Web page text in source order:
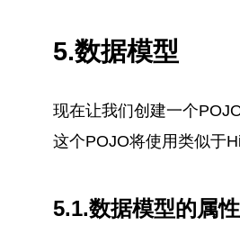
5.数据模型
现在让我们创建一个
这个POJO将使用类似于
5.1.数据模型的属性